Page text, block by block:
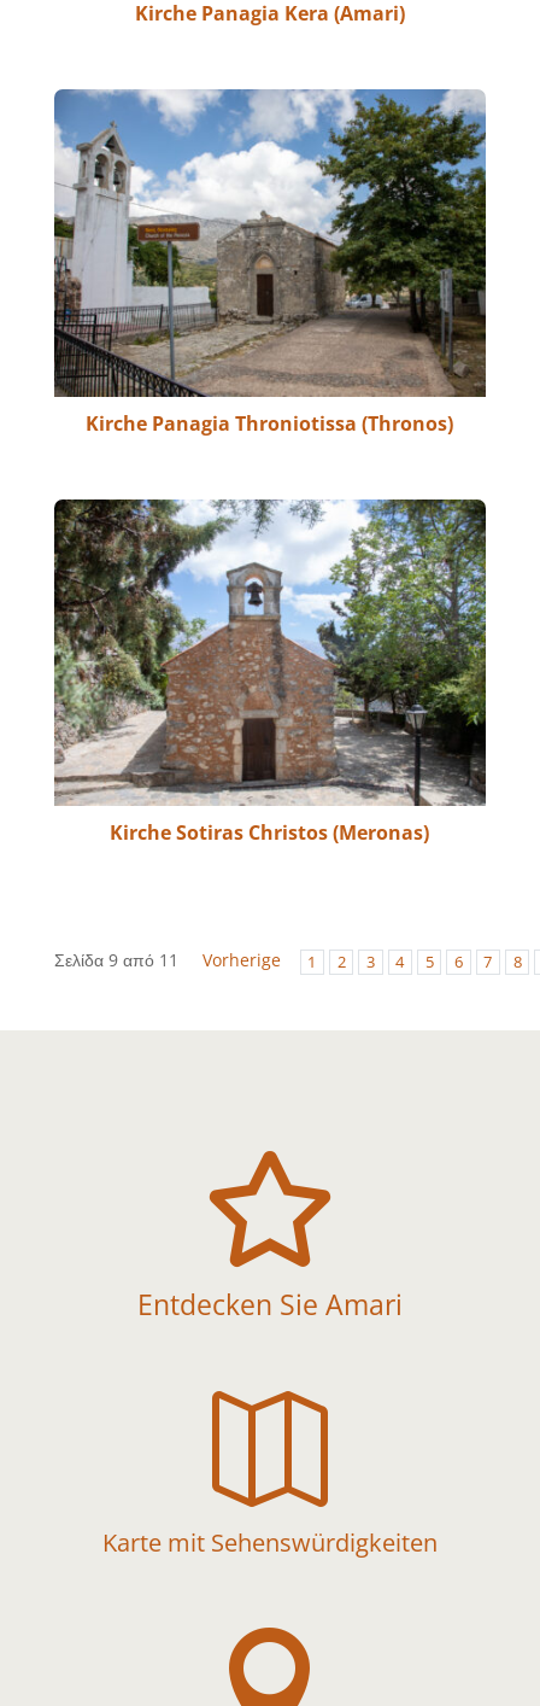
Kirche Panagia Kera (Amari)
Kirche Panagia Throniotissa (Thronos)
Kirche Sotiras Christos (Meronas)
Σελίδα 9 από 11 Vorherige 1 2 3 4 5 6 7 8

Entdecken Sie Amari

Karte mit Sehenswürdigkeiten